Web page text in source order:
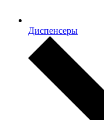
Диспенсеры